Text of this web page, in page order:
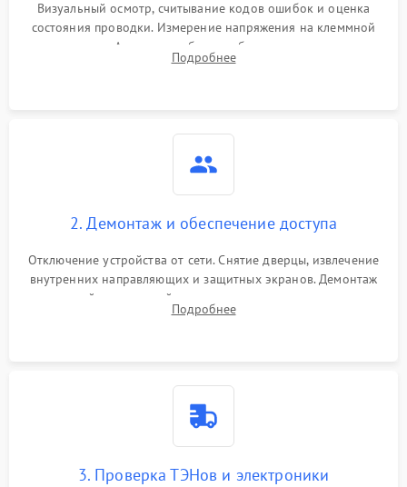
Визуальный осмотр, считывание кодов ошибок и оценка
состояния проводки. Измерение напряжения на клеммной
колодке. Анализ жалоб на проблемы с нагревом,
конвекцией, панелью управления или блокировкой дверцы.
Подробнее
2. Демонтаж и обеспечение доступа
Отключение устройства от сети. Снятие дверцы, извлечение
внутренних направляющих и защитных экранов. Демонтаж
задней или верхней панели для прямого доступа к
нагревательным элементам, плате и вентиляторам.
Подробнее
3. Проверка ТЭНов и электроники